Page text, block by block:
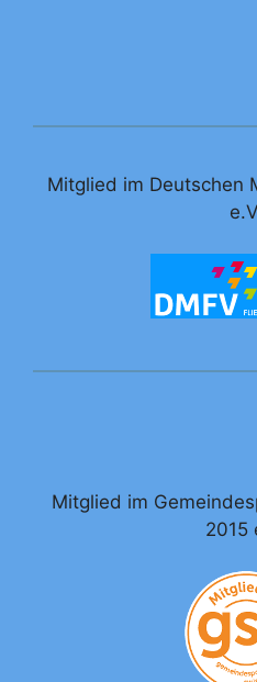
Mitglied im Deutschen
Mitglied im
2015